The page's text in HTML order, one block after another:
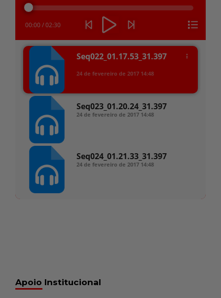
áudio
00:00 /02:30
Seq022_01.17.53_31.397
24 de fevereiro de 2017 14:48
Seq023_01.20.24_31.397
24 de fevereiro de 2017 14:48
Seq024_01.21.33_31.397
24 de fevereiro de 2017 14:48
Apoio Institucional